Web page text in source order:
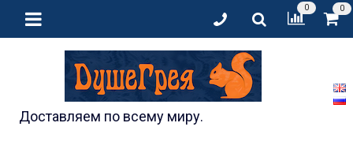
0 0
Доставляем по всему миру.